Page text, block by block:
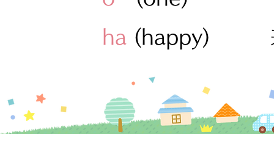
ha (happy)